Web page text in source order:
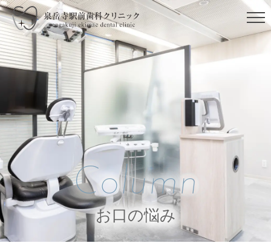
Column
お口の悩み